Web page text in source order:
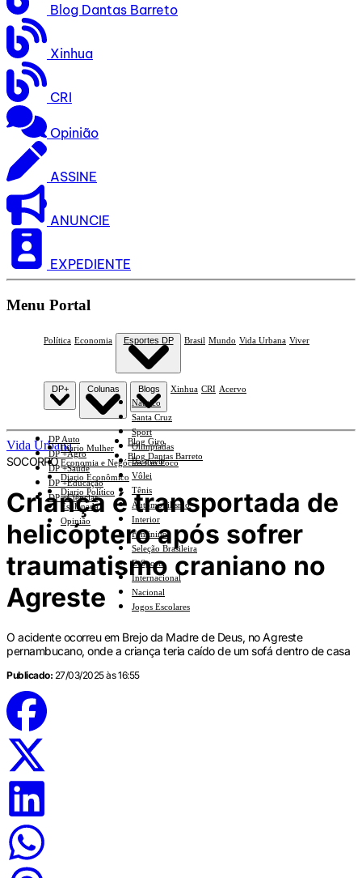
Blog Dantas Barreto
Xinhua
CRI
Opinião
ASSINE
ANUNCIE
EXPEDIENTE
Menu Portal
Política Economia Esportes DP
Náutico
Santa Cruz
Sport
Olimpíadas
Basquete
Vôlei
Tênis
Automobilismo
Interior
Feminino
Seleção Brasileira
E-Sports
Internacional
Nacional
Jogos Escolares
Brasil Mundo Vida Urbana Viver
DP+
DP Auto
DP +Agro
DP +Saúde
DP +Educação
DP +Ciências
Colunas
Diario Mulher
Economia e Negócios Em Foco
Diario Econômico
Diario Político
Esplanada
Opinião
Blogs
Blog Giro
Blog Dantas Barreto
Xinhua CRI Acervo
Vida Urbana
SOCORRO
Criança é transportada de
helicóptero após sofrer
traumatismo craniano no
Agreste
O acidente ocorreu em Brejo da Madre de Deus, no Agreste
pernambucano, onde a criança teria caído de um sofá dentro de casa
Publicado: 27/03/2025 às 16:55